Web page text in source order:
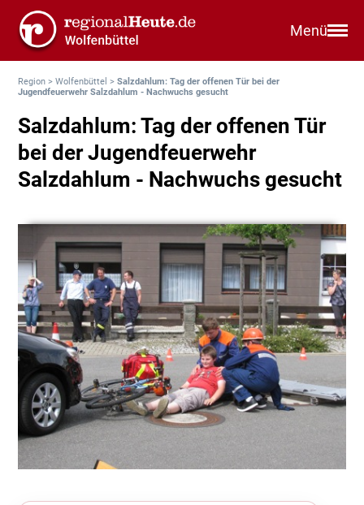
Menü
Region >Wolfenbüttel >Salzdahlum: Tag der offenen Tür bei der
Jugendfeuerwehr Salzdahlum - Nachwuchs gesucht
Salzdahlum: Tag der offenen Tür
bei der Jugendfeuerwehr
Salzdahlum - Nachwuchs gesucht